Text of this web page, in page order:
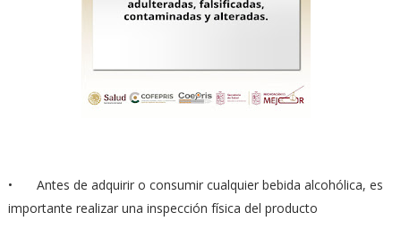
•
Antes de adquirir o consumir cualquier bebida alcohólica, es
importante realizar una inspección física del producto